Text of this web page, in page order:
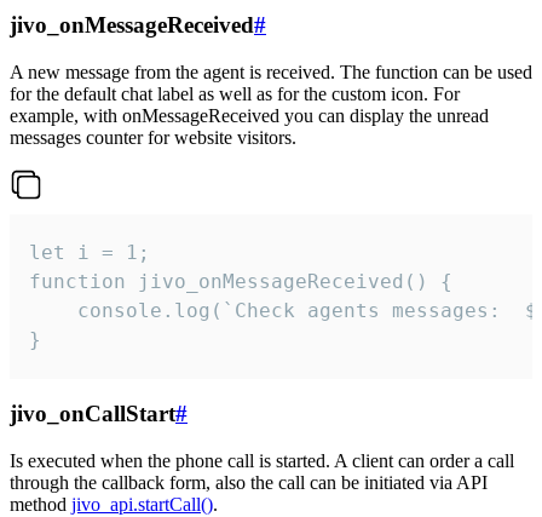
jivo_onMessageReceived#
A new message from the agent is received. The function can be used
for the default chat label as well as for the custom icon. For
example, with onMessageReceived you can display the unread
messages counter for website visitors.
let i = 1;
function jivo_onMessageReceived() {
}
jivo_onCallStart#
Is executed when the phone call is started. A client can order a call
through the callback form, also the call can be initiated via API
method jivo_api.startCall().